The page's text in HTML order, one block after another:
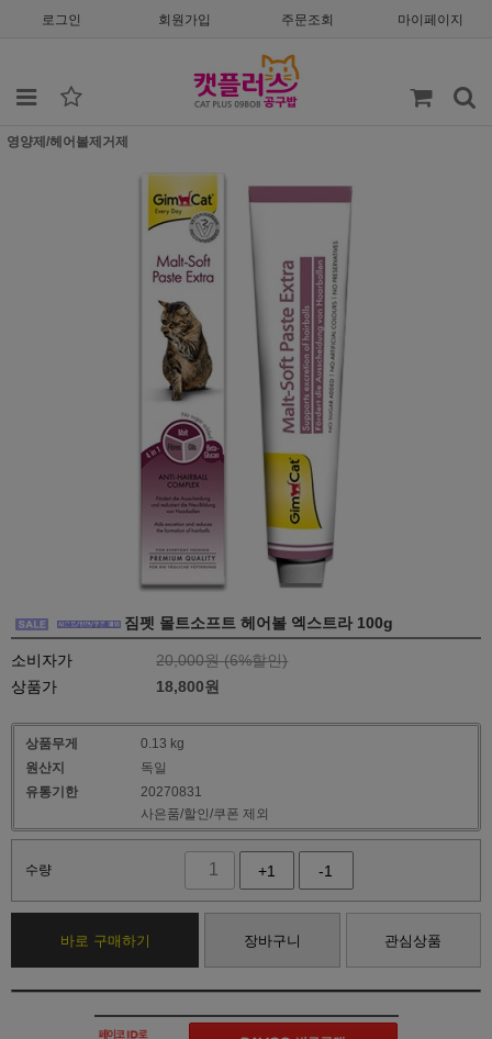
로그인 회원가입 주문조회 마이페이지
영양제/헤어볼제거제
짐펫 몰트소프트 헤어볼 엑스트라 100g
소비자가 20,000원 (6%할인)
상품가
18,800원
상품무게
0.13 kg
원산지
독일
유통기한
20270831
사은품/할인/쿠폰 제외
수량 +1 -1
바로 구매하기 장바구니 관심상품